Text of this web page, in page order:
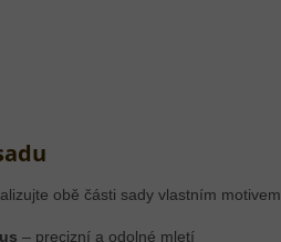
obě části sady vlastním motivem
– precizní a odolné mletí